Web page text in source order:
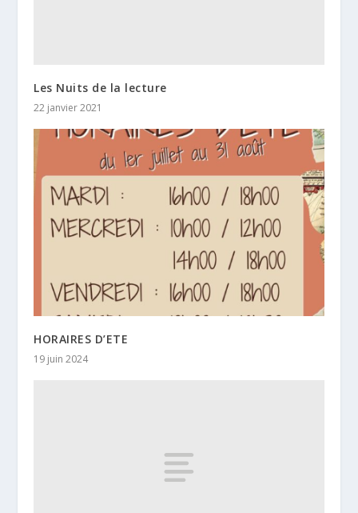
Les Nuits de la lecture
22 janvier 2021
HORAIRES D’ETE
19 juin 2024